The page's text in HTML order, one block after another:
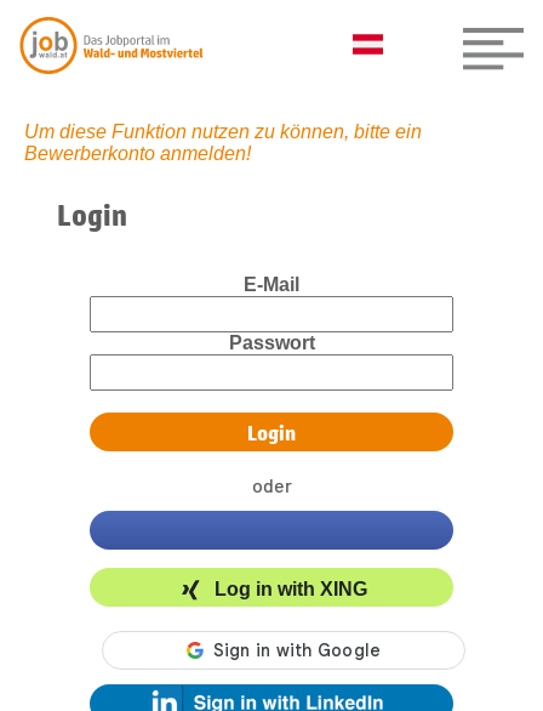
Um diese Funktion nutzen zu können, bitte ein
Bewerberkonto anmelden!
Login
E-Mail
Passwort
oder
Log in with XING